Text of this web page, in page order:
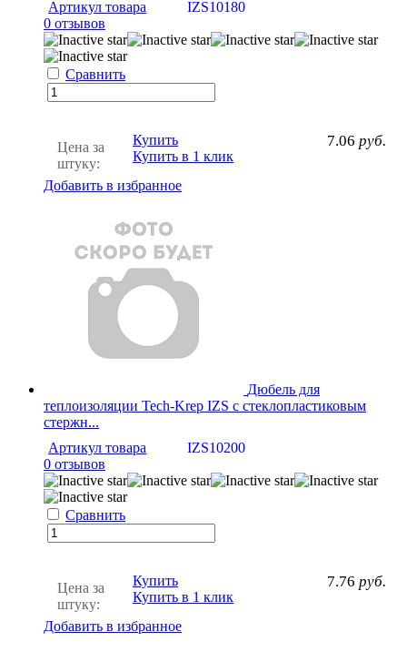
Артикул товара
IZS10180
0 отзывов
Сравнить
Цена за
штуку:
7.06 руб.
Купить
Купить в 1 клик
Добавить в избранное
Дюбель для
теплоизоляции Tech-Krep IZS с стеклопластиковым
стержн...
Артикул товара
IZS10200
0 отзывов
Сравнить
Цена за
штуку:
7.76 руб.
Купить
Купить в 1 клик
Добавить в избранное